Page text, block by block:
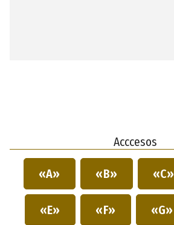
Acccesos
«A» «B» «C»
«E» «F» «G»